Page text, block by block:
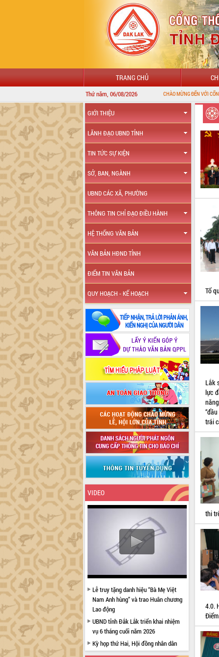
TRANG CHỦ
Thứ năm, 06/08/2026
CHÀO MỪNG ĐẾN VỚI CỔNG THÔNG TIN ĐIỆN TỬ TỈNH
GIỚI THIỆU
LÃNH ĐẠO UBND TỈNH
TIN TỨC SỰ KIỆN
SỞ, BAN, NGÀNH
UBND CÁC XÃ, PHƯỜNG
THÔNG TIN CHỈ ĐẠO ĐIỀU HÀNH
HỆ THỐNG VĂN BẢN
VĂN BẢN HĐND TỈNH
ĐIỂM TIN VĂN BẢN
QUY HOẠCH - KẾ HOẠCH
VIDEO
Lễ truy tặng danh hiệu “Bà Mẹ Việt
Nam Anh hùng” và trao Huân chương
Lao động
UBND tỉnh Đắk Lắk triển khai nhiệm
vụ 6 tháng cuối năm 2026
Kỳ họp thứ Hai, Hội đồng nhân dân
tỉnh khóa XI quyết nghị nhiều nội dung
Tổ
Lắk
lực
trái
thi
4.0.